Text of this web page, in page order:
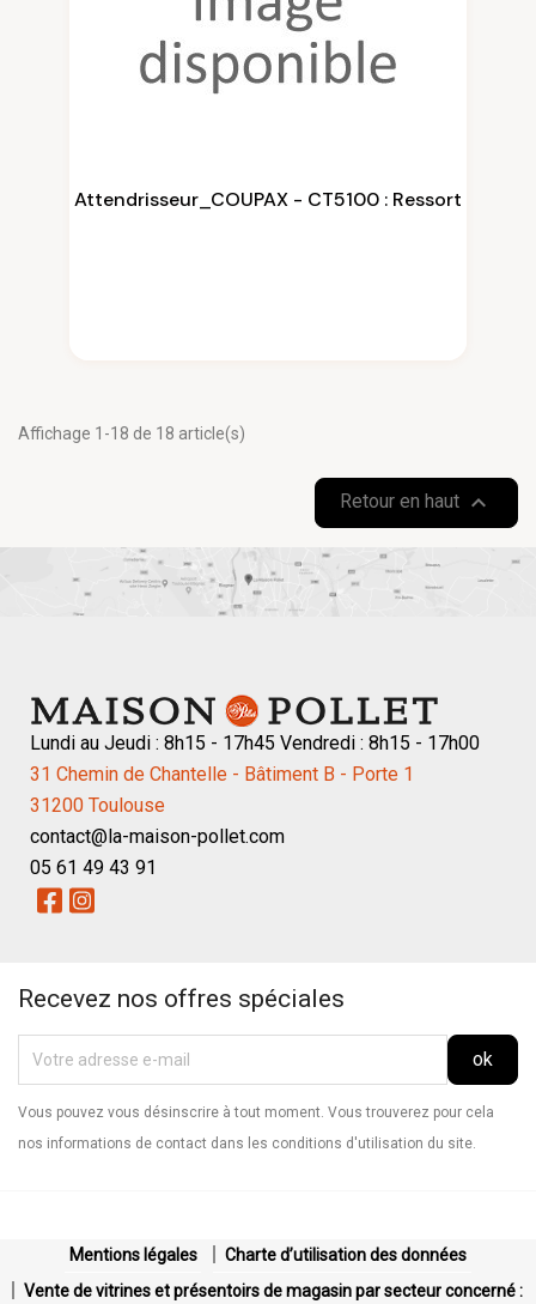
Attendrisseur_COUPAX - CT5100 : Ressort
Affichage 1-18 de 18 article(s)
Retour en haut 
Lundi au Jeudi : 8h15 - 17h45 Vendredi : 8h15 - 17h00
31 Chemin de Chantelle - Bâtiment B - Porte 1
31200 Toulouse
contact@la-maison-pollet.com
05 61 49 43 91
Recevez nos offres spéciales
Vous pouvez vous désinscrire à tout moment. Vous trouverez pour cela
nos informations de contact dans les conditions d'utilisation du site.
Mentions légales
Charte d’utilisation des données
Vente de vitrines et présentoirs de magasin par secteur concerné :